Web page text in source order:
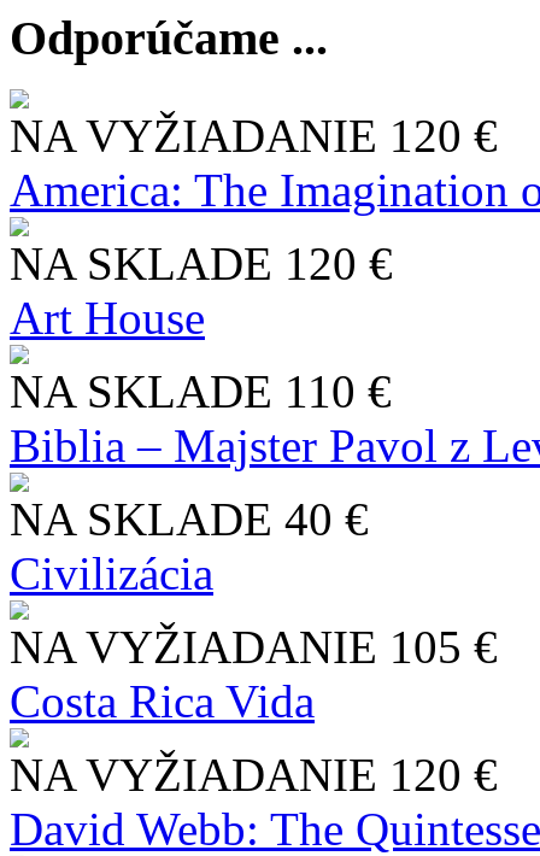
Odporúčame ...
NA VYŽIADANIE 120 €
America: The Imagination
NA SKLADE 120 €
Art House
NA SKLADE 110 €
Biblia – Majster Pavol z
NA SKLADE 40 €
Civilizácia
NA VYŽIADANIE 105 €
Costa Rica Vida
NA VYŽIADANIE 120 €
David Webb: The